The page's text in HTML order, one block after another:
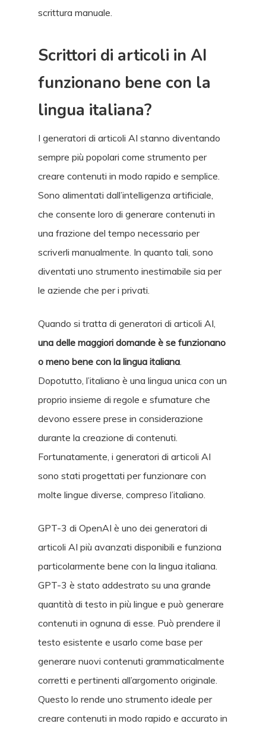
scrittura manuale.
Scrittori di articoli in AI
funzionano bene con la
lingua italiana?
I generatori di articoli AI stanno diventando
sempre più popolari come strumento per
creare contenuti in modo rapido e semplice.
Sono alimentati dall’intelligenza artificiale,
che consente loro di generare contenuti in
una frazione del tempo necessario per
scriverli manualmente. In quanto tali, sono
diventati uno strumento inestimabile sia per
le aziende che per i privati.
Quando si tratta di generatori di articoli AI,
una delle maggiori domande è se funzionano
o meno bene con la lingua italiana
Dopotutto, l’italiano è una lingua unica con un
proprio insieme di regole e sfumature che
devono essere prese in considerazione
durante la creazione di contenuti.
Fortunatamente, i generatori di articoli AI
sono stati progettati per funzionare con
molte lingue diverse, compreso l’italiano.
GPT-3 di OpenAI è uno dei generatori di
articoli AI più avanzati disponibili e funziona
particolarmente bene con la lingua italiana.
GPT-3 è stato addestrato su una grande
quantità di testo in più lingue e può generare
contenuti in ognuna di esse. Può prendere il
testo esistente e usarlo come base per
generare nuovi contenuti grammaticalmente
corretti e pertinenti all’argomento originale.
Questo lo rende uno strumento ideale per
creare contenuti in modo rapido e accurato in